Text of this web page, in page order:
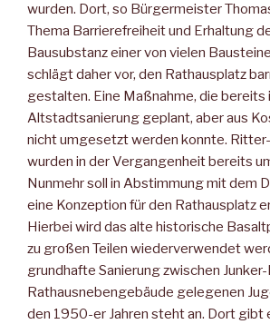
wurden. Dort, so Bürgermeister
Thema Barrierefreiheit und Erhaltung
Bausubstanz einer von vielen
schlägt daher vor, den Rathausplatz
gestalten. Eine Maßnahme, die bereits
Altstadtsanierung geplant, aber aus
nicht umgesetzt werden konnte.
wurden in der Vergangenheit bereits
Nunmehr soll in Abstimmung mit dem
eine Konzeption für den Rathausplatz
Hierbei wird das alte historische
zu großen Teilen wiederverwendet
grundhafte Sanierung zwischen
Rathausnebengebäude gelegenen
den 1950-er Jahren steht an. Dort gibt